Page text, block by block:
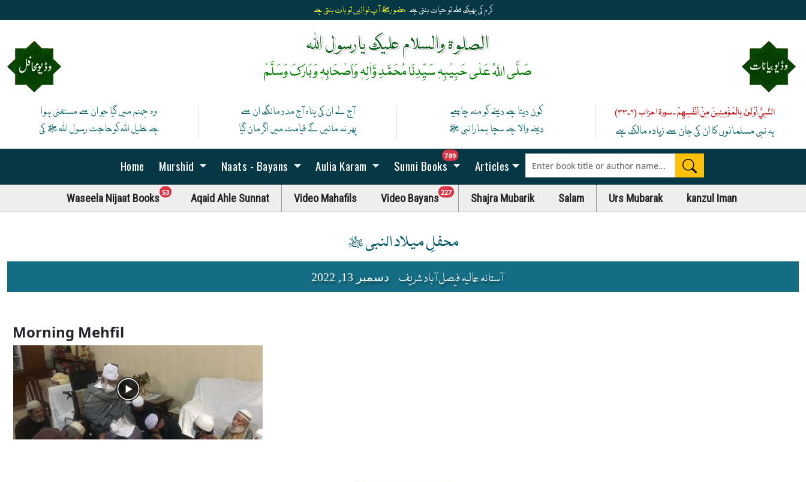
الصلوۃ والسلام علیک یارسول اللہ
صَلَّی اللہُ عَلٰی حَبِیْبِہٖ سَیِّدِنَا مُحَمَّدِ وَّاٰلِہٖ وَاَصْحَابِہٖ وَبَارَکَ وَسَلَّمْ
وہ جہنم میں گیا جو ان سے مستغنی ہوا
ہے خلیل اللہ کوحاجت رسول اللہ ﷺ کی
آج لے ان کی پناہ آج مدد مانگ ان سے
پھر نہ مانیں گے قیامت میں اگر مان گیا
کون دیتا ہے دینے کو منہ چاہیے
دینے والا ہے سچا ہمارا نبی ﷺ
النَّبِيُّ أَوْلَىٰ بِالْمُؤْمِنِينَ مِنْ أَنْفُسِهِمْ ۔ سورۃ احزاب (۶۔۳۳)
یہ نبی مسلمانوں کا ان کی جان سے زیادہ مالک ہے
Home Murshid Naats - Bayans Aulia Karam Sunni Books
789unread messages
Articles
Waseela Nijaat Books 53unread messages
Aqaid Ahle Sunnat Video Mahafils Video Bayans227unread messages
Shajra Mubarik Salam Urs Mubarak kanzul Iman
محفلِ میلاد النبی ﷺ
دسمبر 13, 2022 آستانہ عالیہ فیصل آباد شریف
Morning Mehfil